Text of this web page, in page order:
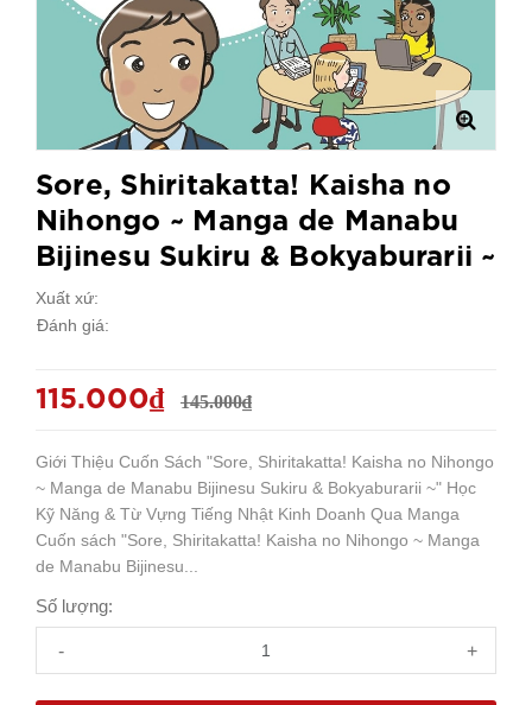
Sore, Shiritakatta! Kaisha no
Nihongo ~ Manga de Manabu
Bijinesu Sukiru & Bokyaburarii ~
Xuất xứ:
Đánh giá:
115.000₫ 145.000₫
Giới Thiệu Cuốn Sách "Sore, Shiritakatta! Kaisha no Nihongo
~ Manga de Manabu Bijinesu Sukiru & Bokyaburarii ~" Học
Kỹ Năng & Từ Vựng Tiếng Nhật Kinh Doanh Qua Manga
Cuốn sách "Sore, Shiritakatta! Kaisha no Nihongo ~ Manga
de Manabu Bijinesu...
Số lượng:
- +